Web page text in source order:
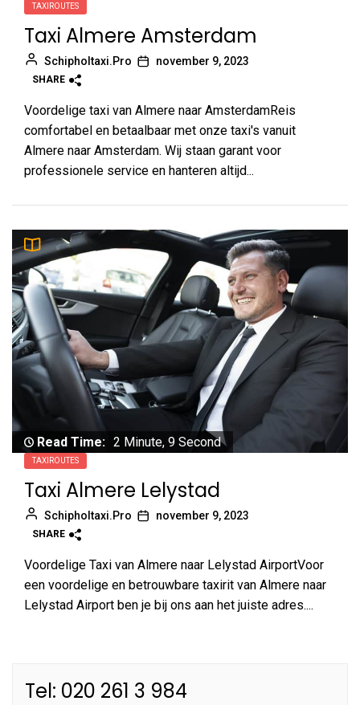
TAXIROUTES
Taxi Almere Amsterdam
Schipholtaxi.Pro november 9, 2023
SHARE
Voordelige taxi van Almere naar AmsterdamReis
comfortabel en betaalbaar met onze taxi's vanuit
Almere naar Amsterdam. Wij staan garant voor
professionele service en hanteren altijd...
Read Time: 2 Minute, 9 Second
TAXIROUTES
Taxi Almere Lelystad
Schipholtaxi.Pro november 9, 2023
SHARE
Voordelige Taxi van Almere naar Lelystad AirportVoor
een voordelige en betrouwbare taxirit van Almere naar
Lelystad Airport ben je bij ons aan het juiste adres....
Tel: 020 261 3 984